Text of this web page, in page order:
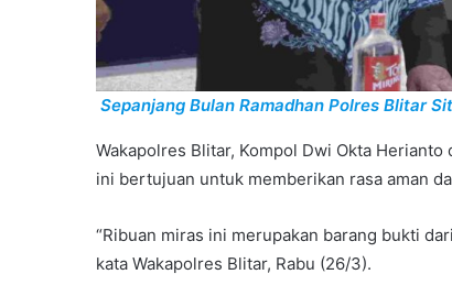
Sepanjang Bulan Ramadhan Polres Blitar
Wakapolres Blitar, Kompol Dwi Okta
ini bertujuan untuk memberikan rasa aman
“Ribuan miras ini merupakan barang bukti
kata Wakapolres Blitar, Rabu (26/3).